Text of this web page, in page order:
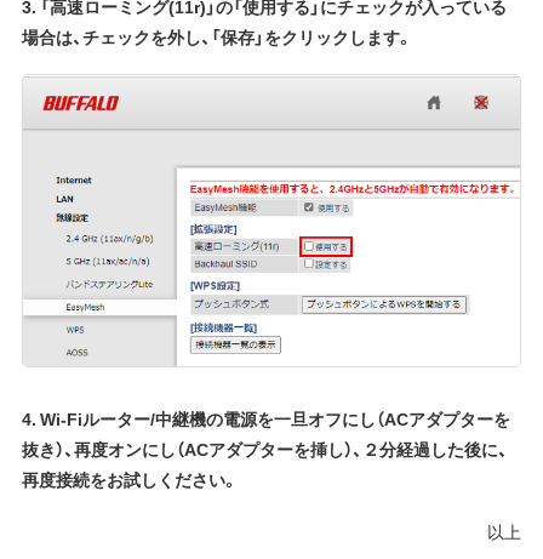
3. 「高速ローミング(11r)」の「使用する」にチェックが入っている
場合は、チェックを外し、「保存」をクリックします。
4. Wi-Fiルーター/中継機の電源を一旦オフにし（ACアダプターを
抜き）、再度オンにし（ACアダプターを挿し）、２分経過した後に、
再度接続をお試しください。
以上